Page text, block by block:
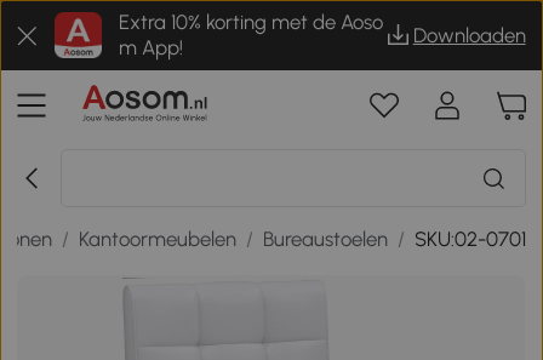
Extra 10% korting met de Aoso
m App!
Downloaden
/ Kantoormeubelen / Bureaustoelen / SKU:02-0701